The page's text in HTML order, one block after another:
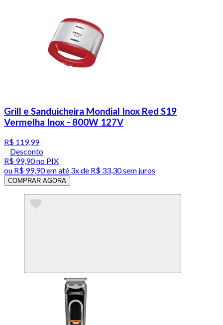
Grill e Sanduicheira Mondial Inox Red S19
Vermelha Inox - 800W 127V
R$ 119,99
Desconto
R$ 99,90no PIX
ou R$ 99,90em até 3x de R$ 33,30 sem juros
COMPRAR AGORA